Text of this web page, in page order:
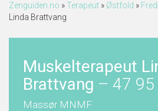
Zenguiden.no »Terapeut » Østfold »
Linda Brattvang
Muskelterapeut
Brattvang – 47 95
Massør MNMF